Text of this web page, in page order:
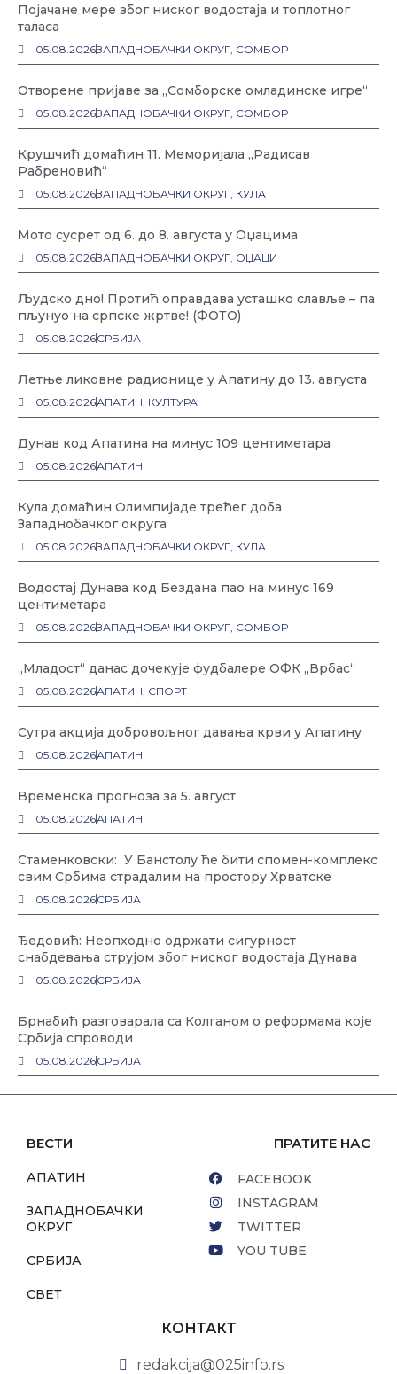
Појачане мере због ниског водостаја и топлотног
таласа
05.08.2026ЗАПАДНОБАЧКИ ОКРУГ СОМБОР
Отворене пријаве за „Сомборске омладинске игре“
05.08.2026ЗАПАДНОБАЧКИ ОКРУГ СОМБОР
Крушчић домаћин 11. Меморијала „Радисав
Рабреновић“
05.08.2026ЗАПАДНОБАЧКИ ОКРУГ КУЛА
Мото сусрет од 6. до 8. августа у Оџацима
05.08.2026ЗАПАДНОБАЧКИ ОКРУГ ОЏАЦИ
Људско дно! Протић оправдава усташко славље – па
пљунуо на српске жртве! (ФОТО)
05.08.2026СРБИЈА
Летње ликовне радионице у Апатину до 13. августа
05.08.2026АПАТИН КУЛТУРА
Дунав код Апатина на минус 109 центиметара
05.08.2026АПАТИН
Кула домаћин Олимпијаде трећег доба
Западнобачког округа
05.08.2026ЗАПАДНОБАЧКИ ОКРУГ КУЛА
Водостај Дунава код Бездана пао на минус 169
центиметара
05.08.2026ЗАПАДНОБАЧКИ ОКРУГ СОМБОР
„Младост“ данас дочекује фудбалере ОФК „Врбас“
05.08.2026АПАТИН СПОРТ
Сутра акција добровољног давања крви у Апатину
05.08.2026АПАТИН
Временска прогноза за 5. август
05.08.2026АПАТИН
Стаменковски: У Банстолу ће бити спомен-комплекс
свим Србима страдалим на простору Хрватске
05.08.2026СРБИЈА
Ђедовић: Неопходно одржати сигурност
снабдевања струјом због ниског водостаја Дунава
05.08.2026СРБИЈА
Брнабић разговарала са Колганом о реформама које
Србија спроводи
05.08.2026СРБИЈА
ВЕСТИ
АПАТИН
ЗАПАДНОБАЧКИ
ОКРУГ
СРБИЈА
СВЕТ
ПРАТИТЕ НАС
FACEBOOK
INSTAGRAM
TWITTER
YOU TUBE
КОНТАКТ
redakcija@025info.rs